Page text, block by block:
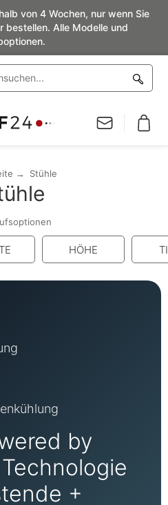
von 4 Wochen, nur wenn Sie
bestellen. Alle Modelle und
Stühle
HÖHE
by
+